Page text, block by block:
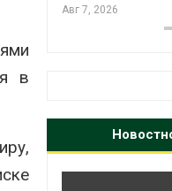
в
Авг 7, 2026